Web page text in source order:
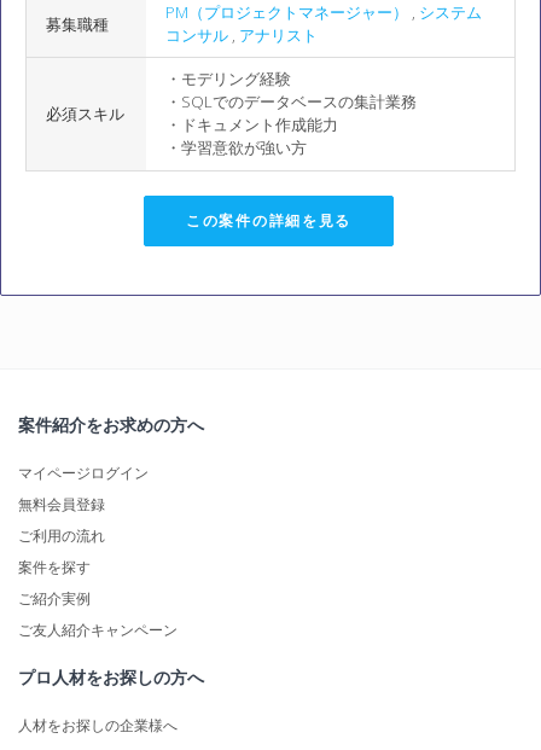
募集職種
PM（プロジェクトマネージャー） , システム
コンサル , アナリスト
必須スキル
・モデリング経験
・SQLでのデータベースの集計業務
・ドキュメント作成能力
・学習意欲が強い方
この案件の詳細を見る
案件紹介をお求めの方へ
マイページログイン
無料会員登録
ご利用の流れ
案件を探す
ご紹介実例
ご友人紹介キャンペーン
プロ人材をお探しの方へ
人材をお探しの企業様へ